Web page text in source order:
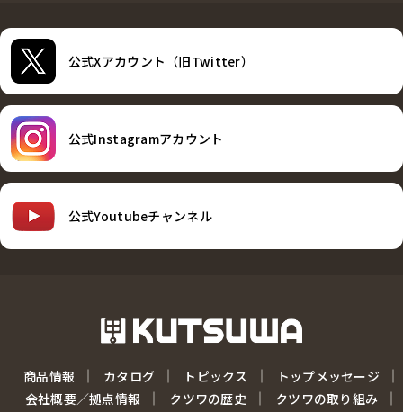
公式Xアカウント（旧Twitter）
公式Instagramアカウント
公式Youtubeチャンネル
商品情報 カタログ トピックス
トップメッセージ
会社概要／拠点情報
クツワの歴史
クツワの取り組み